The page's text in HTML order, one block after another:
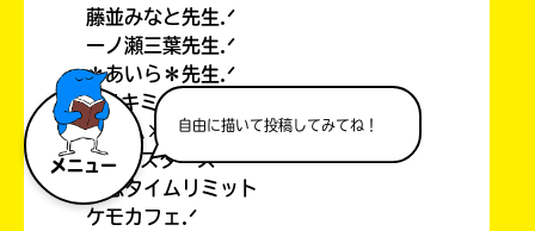
メニュー
自由に描いて投稿してみてね！
藤並みなと先生.ᐟ
一ノ瀬三葉先生.ᐟ
＊あいら＊先生.ᐟ
6ポプラキミノベルで好きな本！
プリズム×プロジェクト
魔界✩スターズ
初恋タイムリミット
ケモカフェ.ᐟ